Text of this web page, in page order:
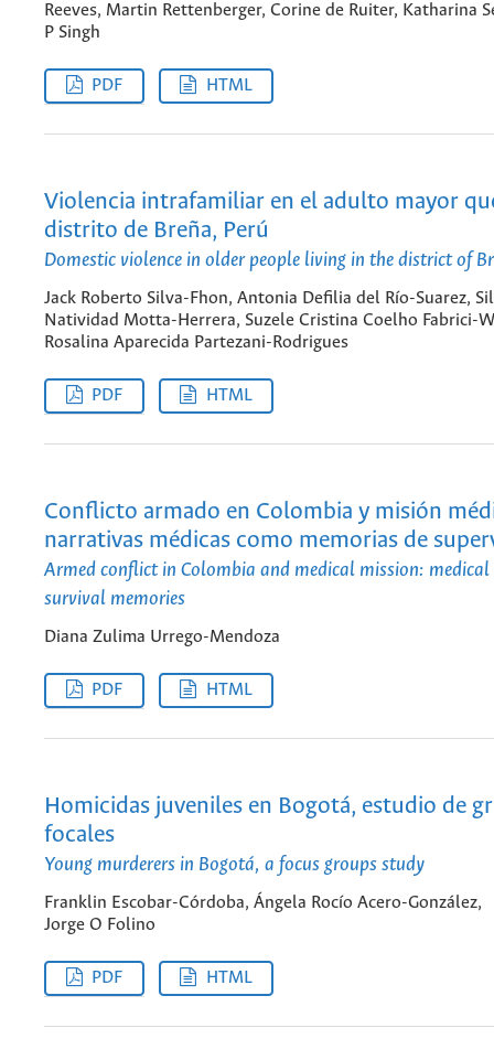
Reeves, Martin Rettenberger, Corine de Ruiter, Katharina
P Singh
PDF HTML
Violencia intrafamiliar en el adulto mayor
distrito de Breña, Perú
Domestic violence in older people living in the district of
Jack Roberto Silva-Fhon, Antonia Defilia del Río-Suarez,
Natividad Motta-Herrera, Suzele Cristina Coelho Fabrici-
Rosalina Aparecida Partezani-Rodrigues
PDF HTML
Conflicto armado en Colombia y misión
narrativas médicas como memorias de
Armed conflict in Colombia and medical mission:
survival memories
Diana Zulima Urrego-Mendoza
PDF HTML
Homicidas juveniles en Bogotá, estudio de
focales
Young murderers in Bogotá, a focus groups study
Franklin Escobar-Córdoba, Ángela Rocío Acero-González,
Jorge O Folino
PDF HTML